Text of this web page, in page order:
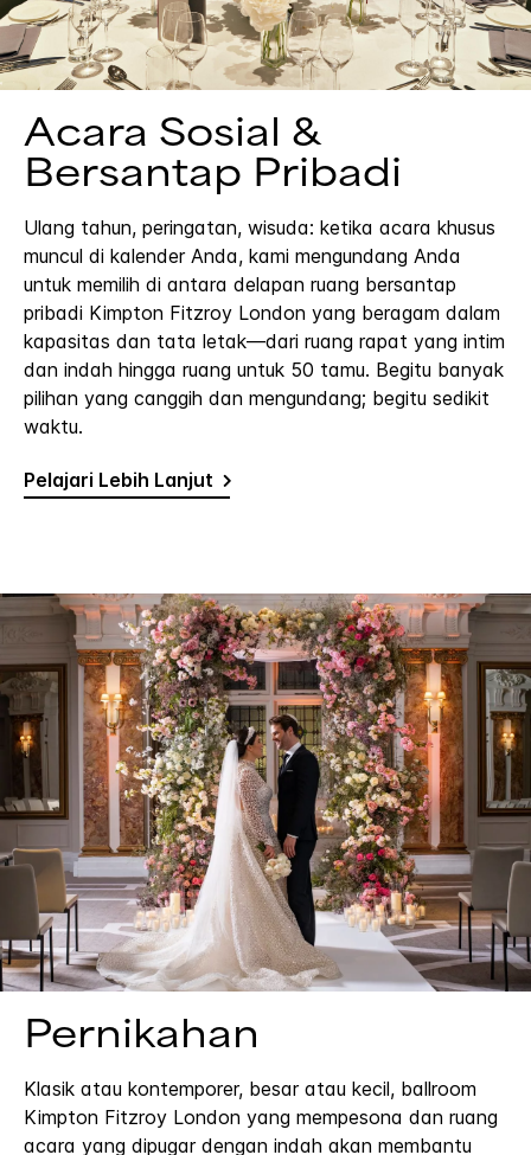
Acara Sosial &
Bersantap Pribadi
Ulang tahun, peringatan, wisuda: ketika acara khusus
muncul di kalender Anda, kami mengundang Anda
untuk memilih di antara delapan ruang bersantap
pribadi Kimpton Fitzroy London yang beragam dalam
kapasitas dan tata letak—dari ruang rapat yang intim
dan indah hingga ruang untuk 50 tamu. Begitu banyak
pilihan yang canggih dan mengundang; begitu sedikit
waktu.
Pelajari Lebih Lanjut
Pernikahan
Klasik atau kontemporer, besar atau kecil, ballroom
Kimpton Fitzroy London yang mempesona dan ruang
acara yang dipugar dengan indah akan membantu